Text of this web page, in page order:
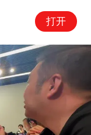
打开